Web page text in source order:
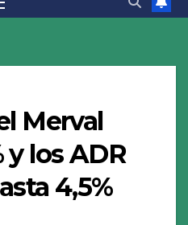
Merval
y los ADR
4,5%